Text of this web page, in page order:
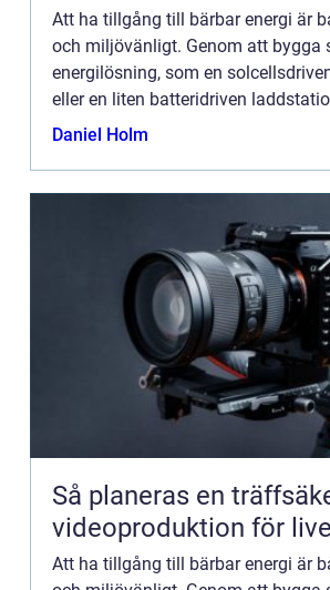
Att ha tillgång till bärbar energi är
och miljövänligt. Genom att bygga
energilösning, som en
eller en liten batteridriven
frihet att ...
Daniel Holm
Så planeras en
videoproduktion för
Att ha tillgång till bärbar energi är